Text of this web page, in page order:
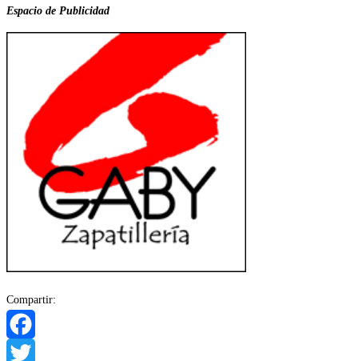
Espacio de Publicidad
Compartir:
Facebook